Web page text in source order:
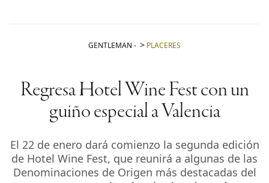
GENTLEMAN - PLACERES
Regresa Hotel Wine Fest con un
guiño especial a Valencia
El 22 de enero dará comienzo la segunda edición
de Hotel Wine Fest, que reunirá a algunas de las
Denominaciones de Origen más destacadas del